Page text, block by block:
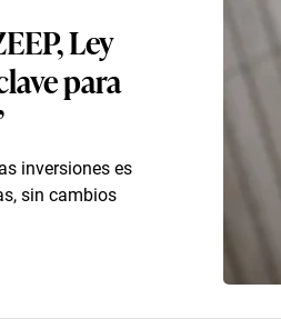
Ley
para
inversiones es
sin cambios